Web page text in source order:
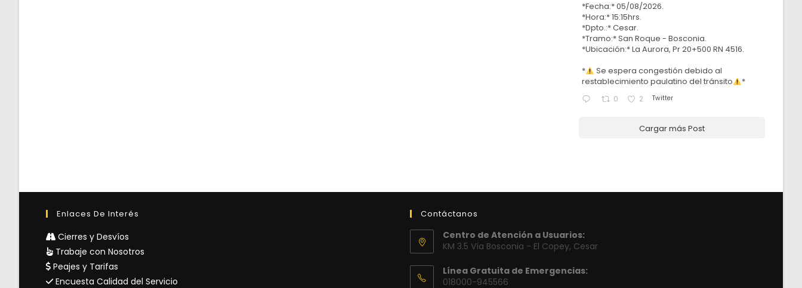
*Fecha:* 05/08/2026.
*Hora:* 15:15hrs.
*Dpto.:* Cesar.
*Tramo:* San Roque - Bosconia.
*Ubicación:* La Aurora, Pr 20+500 RN 4516.
*
Se espera congestión debido al
restablecimiento paulatino del tránsito
*
0 2 Twitter
Cargar más Post
Enlaces De Interés
Cierres y Desvíos
Trabaje con Nosotros
Peajes y Tarifas
Encuesta Calidad del Servicio
Contáctanos
Centro de Atención a Usuarios:
KM 3.5 Vía Bosconia - El Copey, Cesar
Línea Gratuita de Emergencias:
018000-945566